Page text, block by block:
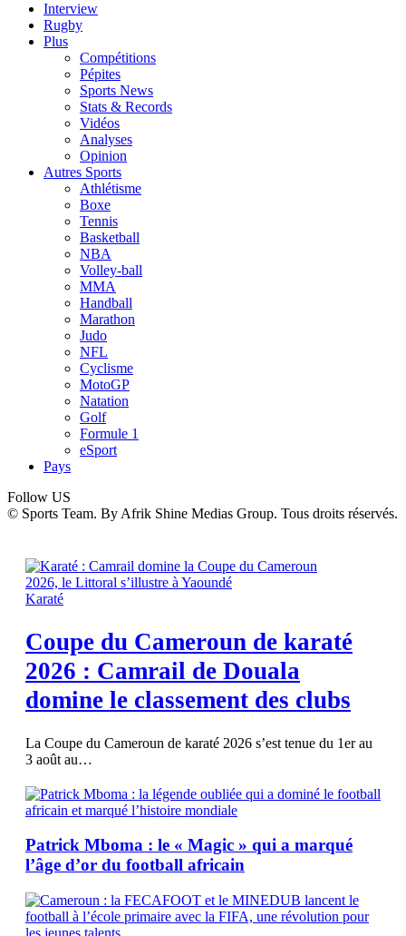
Interview
Rugby
Plus
Compétitions
Pépites
Sports News
Stats & Records
Vidéos
Analyses
Opinion
Autres Sports
Athlétisme
Boxe
Tennis
Basketball
NBA
Volley-ball
MMA
Handball
Marathon
Judo
NFL
Cyclisme
MotoGP
Natation
Golf
Formule 1
eSport
Pays
Follow US
© Sports Team. By Afrik Shine Medias Group. Tous droits réservés.
Karaté
Coupe du Cameroun de karaté
2026 : Camrail de Douala
domine le classement des clubs
La Coupe du Cameroun de karaté 2026 s’est tenue du 1er au
3 août au…
Patrick Mboma : le « Magic » qui a marqué
l’âge d’or du football africain